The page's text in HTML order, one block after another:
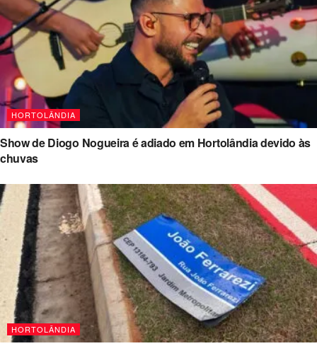
HORTOLÂNDIA
Show de Diogo Nogueira é adiado em Hortolândia devido às
chuvas
HORTOLÂNDIA